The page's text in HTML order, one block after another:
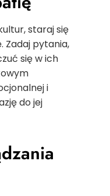
staraj się
Zadaj pytania,
się w ich
i
do jej